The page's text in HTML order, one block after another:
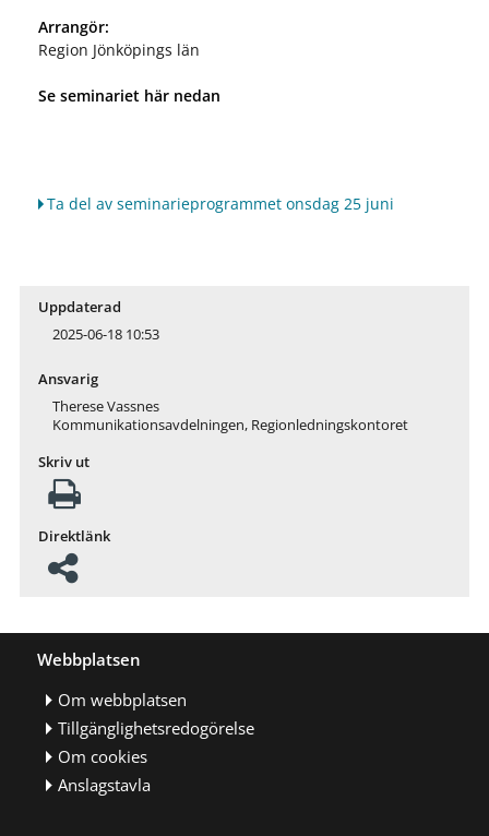
Arrangör:
Region Jönköpings län
Se seminariet här nedan
Ta del av seminarieprogrammet onsdag 25 juni
Uppdaterad
2025-06-18 10:53
Ansvarig
Therese Vassnes
Kommunikationsavdelningen, Regionledningskontoret
Skriv ut
Direktlänk
Webbplatsen
Om webbplatsen
Tillgänglighetsredogörelse
Om cookies
Anslagstavla